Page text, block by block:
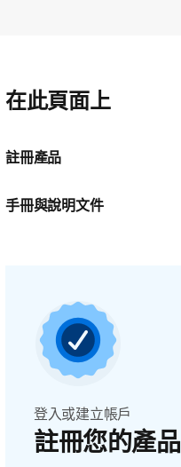
在此頁面上
註冊產品
手冊與說明文件
登入或建立帳戶
註冊您的產品